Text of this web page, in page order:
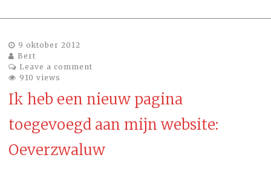
9 oktober 2012
Bert
Leave a comment
910 views
Ik heb een nieuw pagina
toegevoegd aan mijn website:
Oeverzwaluw